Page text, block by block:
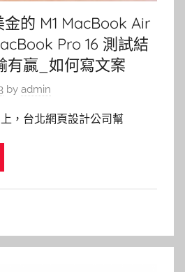
的 M1 MacBook Air
Pro 16 測試結
有贏_如何寫文案
by admin
，台北網頁設計公司幫